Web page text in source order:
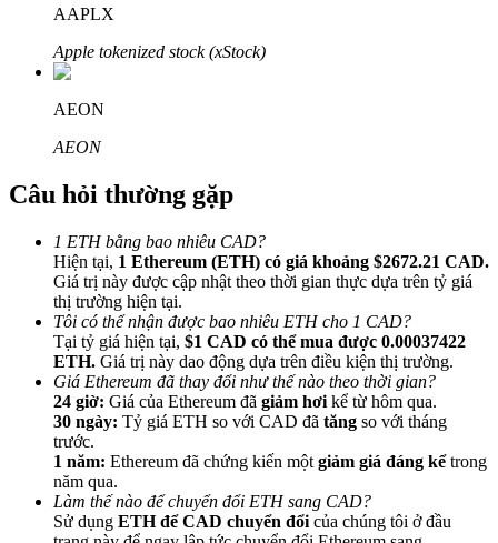
Đối tác Bitrue
Lên đến 65% hoa hồng!
Giới thiệu
Mời một người bạn để nhận phần thưởng tiền mặt
Deposit CASHCAT & Win
AAPLX
Apple tokenized stock (xStock)
AEON
AEON
Câu hỏi thường gặp
1 ETH bằng bao nhiêu CAD?
Hiện tại, 1 Ethereum (ETH) có giá khoảng $2672.21 CAD.
Giá trị này được cập nhật theo thời gian thực dựa trên tỷ giá
thị trường hiện tại.
Tôi có thể nhận được bao nhiêu ETH cho 1 CAD?
Tại tỷ giá hiện tại, $1 CAD có thể mua được 0.00037422
ETH. Giá trị này dao động dựa trên điều kiện thị trường.
Giá Ethereum đã thay đổi như thế nào theo thời gian?
24 giờ: Giá của Ethereum đã giảm hơi kể từ hôm qua.
30 ngày: Tỷ giá ETH so với CAD đã tăng so với tháng
trước.
1 năm: Ethereum đã chứng kiến một giảm giá đáng kểtrong
năm qua.
Làm thế nào để chuyển đổi ETH sang CAD?
Sử dụng ETH để CAD chuyển đổi của chúng tôi ở đầu